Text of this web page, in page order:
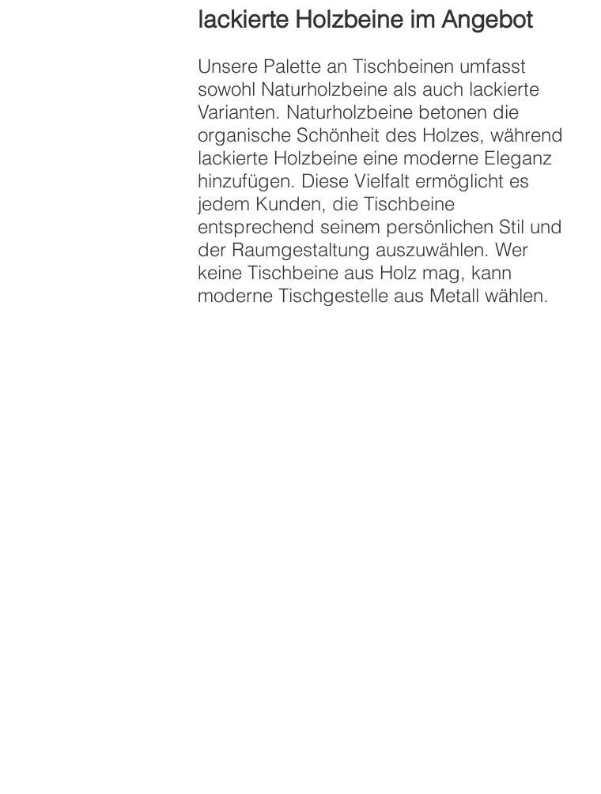
lackierte Holzbeine im Angebot
Unsere Palette an Tischbeinen umfasst
sowohl Naturholzbeine als auch lackierte
Varianten. Naturholzbeine betonen die
organische Schönheit des Holzes, während
lackierte Holzbeine eine moderne Eleganz
hinzufügen. Diese Vielfalt ermöglicht es
jedem Kunden, die Tischbeine
entsprechend seinem persönlichen Stil und
der Raumgestaltung auszuwählen. Wer
keine Tischbeine aus Holz mag, kann
moderne Tischgestelle aus Metall wählen.